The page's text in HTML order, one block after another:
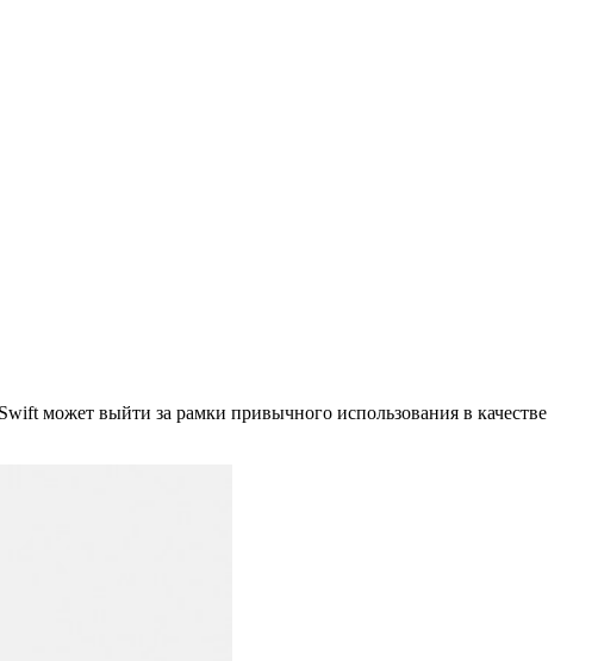
может выйти за рамки привычного использования в качестве